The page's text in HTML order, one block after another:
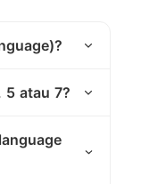
5 atau 7?